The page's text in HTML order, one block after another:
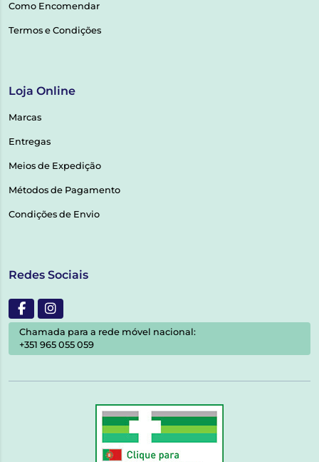
Como Encomendar
Termos e Condições
Loja Online
Marcas
Entregas
Meios de Expedição
Métodos de Pagamento
Condições de Envio
Redes Sociais
Chamada para a rede móvel nacional:
+351 965 055 059